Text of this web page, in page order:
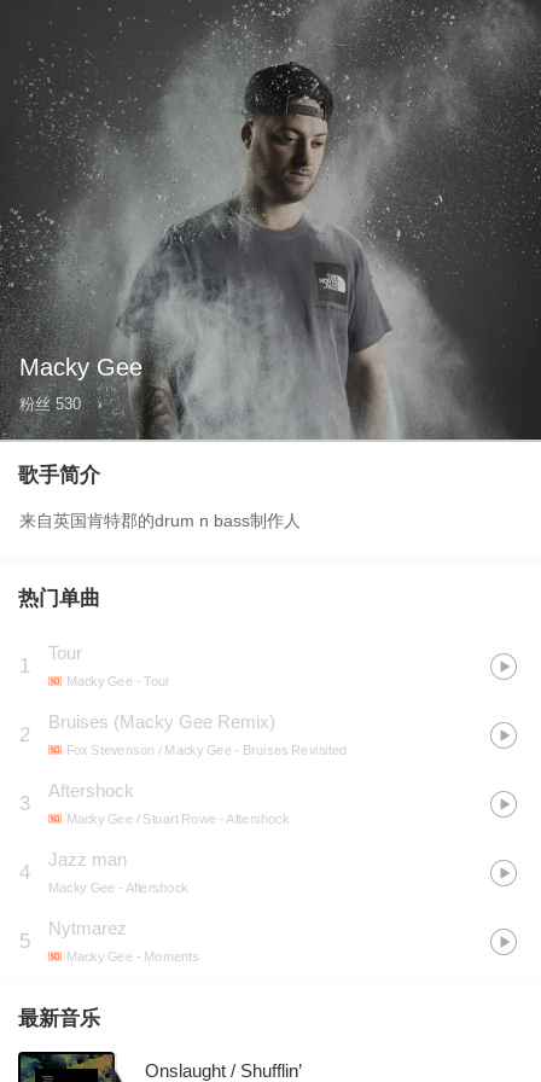
Macky Gee
粉丝 530
歌手简介
来自英国肯特郡的drum n bass制作人
热门单曲
1
Tour
Macky Gee - Tour
2
Bruises (Macky Gee Remix)
Fox Stevenson / Macky Gee - Bruises Revisited
3
Aftershock
Macky Gee / Stuart Rowe - Aftershock
4
Jazz man
Macky Gee - Aftershock
5
Nytmarez
Macky Gee - Moments
最新音乐
Onslaught / Shufflin’